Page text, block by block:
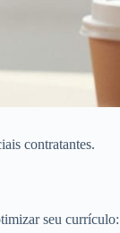
contratantes.
seu currículo: